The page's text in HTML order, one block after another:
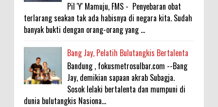
Pil 'Y' Mamuju, FMS - Penyebaran obat
terlarang seakan tak ada habisnya di negara kita. Sudah
banyak bukti dengan orang-orang yang ...
Bang Jay, Pelatih Bulutangkis Bertalenta
Bandung , fokusmetrosulbar.com --Bang
Jay, demikian sapaan akrab Subagja.
Sosok lelaki bertalenta dan mumpuni di
dunia bulutangkis Nasiona...